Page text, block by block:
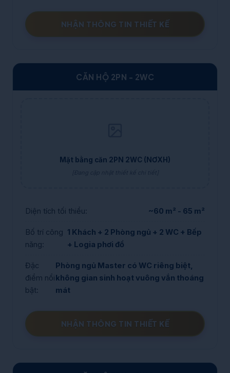
NHẬN THÔNG TIN THIẾT KẾ
CĂN HỘ 2PN - 2WC
Mặt bằng căn 2PN 2WC (NƠXH)
Diện tích tối thiểu: ~60 m² - 65 m²
Bố trí công
năng:
1 Khách + 2 Phòng ngủ + 2 WC + Bếp
+ Logia phơi đồ
Đặc
điểm nổi
bật:
Phòng ngủ Master có WC riêng biệt,
không gian sinh hoạt vuông vắn thoáng
mát
NHẬN THÔNG TIN THIẾT KẾ